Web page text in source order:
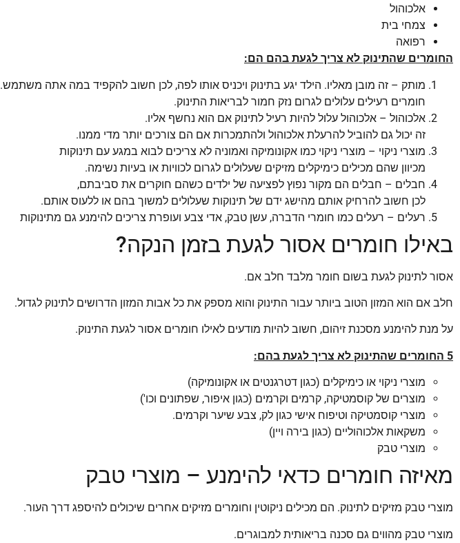
אלכוהול
צמחי בית
רפואה
החומרים שהתינוק לא צריך לגעת בהם הם:
מותק – זה מובן מאליו. הילד יגע בתינוק ויכניס אותו לפה, לכן חשוב להקפיד במה אתה משתמש.
חומרים רעילים עלולים לגרום נזק חמור לבריאות התינוק.
אלכוהול – אלכוהול עלול להיות רעיל לתינוק אם הוא נחשף אליו.
זה יכול גם להוביל להרעלת אלכוהול ולהתמכרות אם הם צורכים יותר מדי ממנו.
מוצרי ניקוי – מוצרי ניקוי כמו אקונומיקה ואמוניה לא צריכים לבוא במגע עם תינוקות
מכיוון שהם מכילים כימיקלים מזיקים שעלולים לגרום לכוויות או בעיות נשימה.
חבלים – חבלים הם מקור נפוץ לפציעה של ילדים כשהם חוקרים את סביבתם,
לכן חשוב להרחיק אותם מהישג ידם של תינוקות שעלולים למשוך בהם או ללעוס אותם.
רעלים – רעלים כמו חומרי הדברה, עשן טבק, אדי צבע ועופרת צריכים להימנע גם מתינוקות
באילו חומרים אסור לגעת בזמן הנקה?
אסור לתינוק לגעת בשום חומר מלבד חלב אם.
חלב אם הוא המזון הטוב ביותר עבור התינוק והוא מספק את כל אבות המזון הדרושים לתינוק לגדול.
על מנת להימנע מסכנת זיהום, חשוב להיות מודעים לאילו חומרים אסור לגעת התינוק.
5 החומרים שהתינוק לא צריך לגעת בהם:
מוצרי ניקוי או כימיקלים (כגון דטרגנטים או אקונומיקה)
מוצרים של קוסמטיקה, קרמים וקרמים (כגון איפור, שפתונים וכו')
מוצרי קוסמטיקה וטיפוח אישי כגון לק, צבע שיער וקרמים.
משקאות אלכוהוליים (כגון בירה ויין)
מוצרי טבק
מאיזה חומרים כדאי להימנע – מוצרי טבק
מוצרי טבק מזיקים לתינוק. הם מכילים ניקוטין וחומרים מזיקים אחרים שיכולים להיספג דרך העור.
מוצרי טבק מהווים גם סכנה בריאותית למבוגרים.